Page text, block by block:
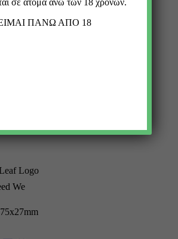
– L
Logo
We
ΠΑΝΩ ΑΠΟ 18